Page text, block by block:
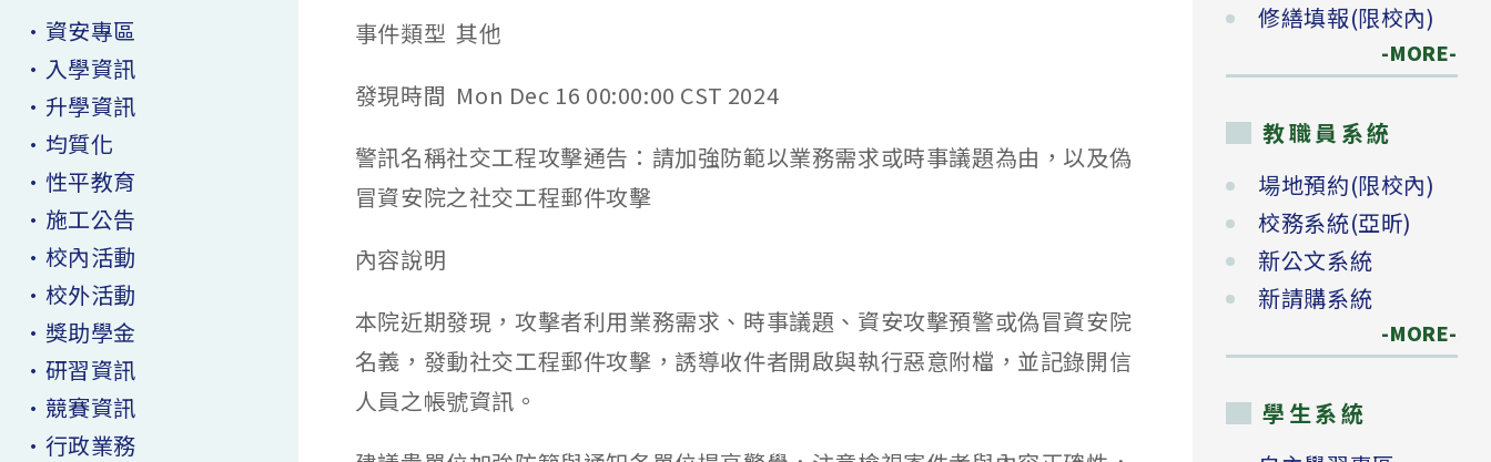
事件類型 其他
發現時間 Mon Dec 16 00:00:00 CST 2024
警訊名稱社交工程攻擊通告：請加強防範以業務需求或時事議題為由，以及偽
冒資安院之社交工程郵件攻擊
內容說明
本院近期發現，攻擊者利用業務需求、時事議題、資安攻擊預警或偽冒資安院
名義，發動社交工程郵件攻擊，誘導收件者開啟與執行惡意附檔，並記錄開信
人員之帳號資訊。
•資安專區
•入學資訊
•升學資訊
•均質化
•性平教育
•施工公告
•校內活動
•校外活動
•獎助學金
•研習資訊
•競賽資訊
•行政業務
修繕填報(限校內)
-MORE-
教職員系統
場地預約(限校內)
校務系統(亞昕)
新公文系統
新請購系統
-MORE-
學生系統